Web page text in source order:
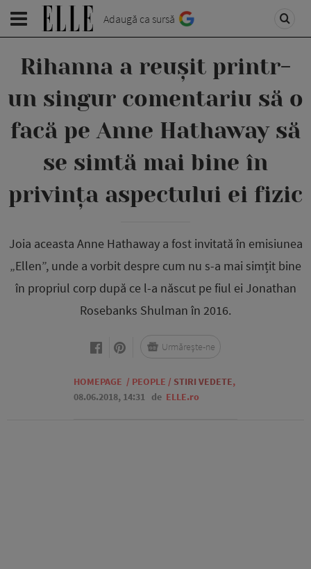
Adaugă ca sursă
Rihanna a reușit printr-
un singur comentariu să o
facă pe Anne Hathaway să
se simtă mai bine în
privința aspectului ei fizic
Joia aceasta Anne Hathaway a fost invitată în emisiunea
„Ellen”, unde a vorbit despre cum nu s-a mai simțit bine
în propriul corp după ce l-a născut pe fiul ei Jonathan
Rosebanks Shulman în 2016.
HOMEPAGE / PEOPLE / STIRI VEDETE,
08.06.2018, 14:31 de ELLE.ro
Urmărește-ne